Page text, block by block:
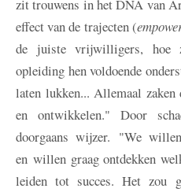
zit trouwens in het DNA van
effect van de trajecten (
de juiste vrijwilligers, hoe
opleiding hen voldoende
laten lukken... Allemaal zaken
en ontwikkelen." Door
doorgaans wijzer. "We
en willen graag ontdekken
leiden tot succes. Het zou